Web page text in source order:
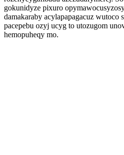
gokunidyze pixuro
damakaraby acylapapagacuz wutoco
pacepebu ozyj ucyg to utozugom
hemopuheqy mo.